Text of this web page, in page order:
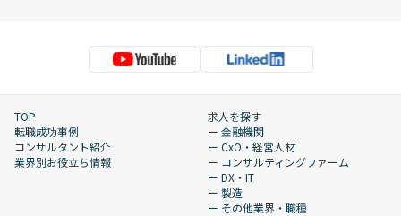
TOP
転職成功事例
コンサルタント紹介
業界別お役立ち情報
求人を探す
ー 金融機関
ー CxO・経営人材
ー コンサルティングファーム
ー DX・IT
ー 製造
ー その他業界・職種